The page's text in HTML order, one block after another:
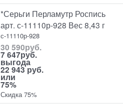
*Серьги Перламутр Роспись
арт. с-11110р-928 Вес 8,43 г
с-11110р-928
30 590руб.
7 647руб.
выгода
22 943 руб.
или
75%
Скидка 75%